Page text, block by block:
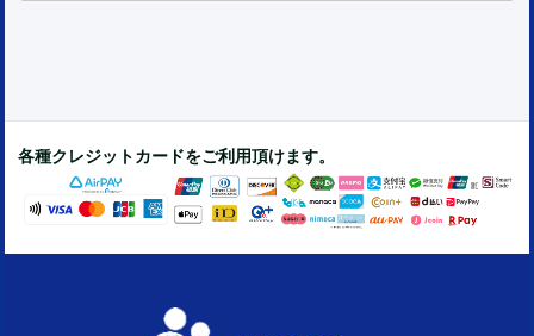
各種クレジットカードをご利用頂けます。